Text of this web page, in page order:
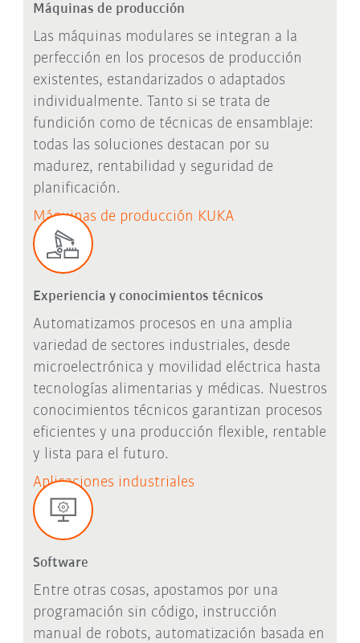
Máquinas de producción
Las máquinas modulares se integran a la
perfección en los procesos de producción
existentes, estandarizados o adaptados
individualmente. Tanto si se trata de
fundición como de técnicas de ensamblaje:
todas las soluciones destacan por su
madurez, rentabilidad y seguridad de
planificación.
Máquinas de producción KUKA
Experiencia y conocimientos técnicos
Automatizamos procesos en una amplia
variedad de sectores industriales, desde
microelectrónica y movilidad eléctrica hasta
tecnologías alimentarias y médicas. Nuestros
conocimientos técnicos garantizan procesos
eficientes y una producción flexible, rentable
y lista para el futuro.
Aplicaciones industriales
Software
Entre otras cosas, apostamos por una
programación sin código, instrucción
manual de robots, automatización basada en